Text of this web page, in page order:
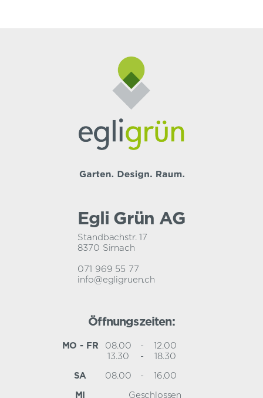
Egli Grün AG
Standbachstr. 17
8370 Sirnach
071 969 55 77
info@egligruen.ch
Öffnungszeiten:
MO - FR 08.00 -
12.00
13.30
- 18.30
SA 08.00 - 16.00
MI Geschlossen